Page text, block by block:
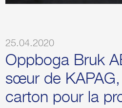
25.04.2020
Oppboga Bruk
sœur de
carton pour la